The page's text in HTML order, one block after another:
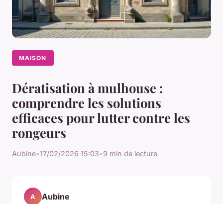
MAISON
Dératisation à mulhouse :
comprendre les solutions
efficaces pour lutter contre les
rongeurs
Aubine•17/02/2026 15:03•9 min de lecture
A Aubine